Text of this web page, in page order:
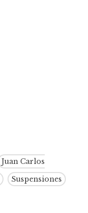
Juan Carlos
Suspensiones